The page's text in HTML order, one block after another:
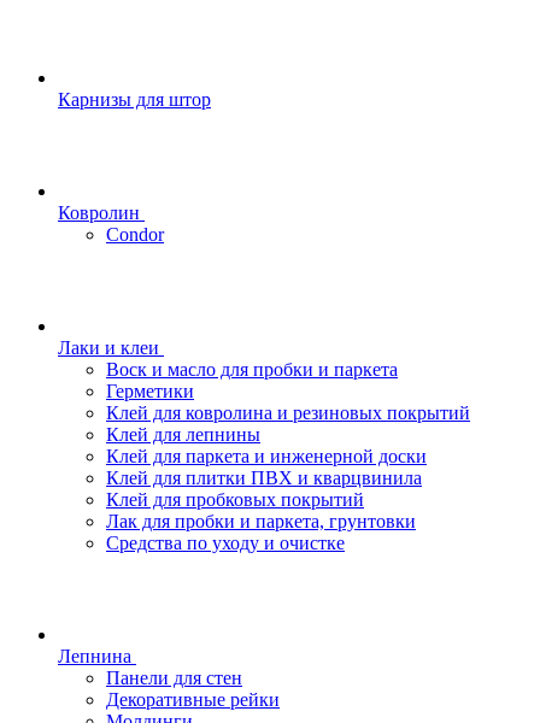
Карнизы для штор
Ковролин
Condor
Лаки и клеи
Воск и масло для пробки и паркета
Герметики
Клей для ковролина и резиновых покрытий
Клей для лепнины
Клей для паркета и инженерной доски
Клей для плитки ПВХ и кварцвинила
Клей для пробковых покрытий
Лак для пробки и паркета, грунтовки
Средства по уходу и очистке
Лепнина
Панели для стен
Декоративные рейки